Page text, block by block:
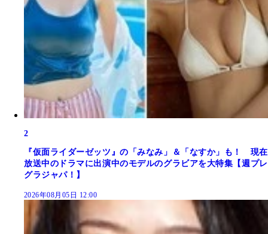
2
『仮面ライダーゼッツ』の「みなみ」＆「なすか」も！ 現在
放送中のドラマに出演中のモデルのグラビアを大特集【週プレ
グラジャパ！】
2026年08月05日 12:00